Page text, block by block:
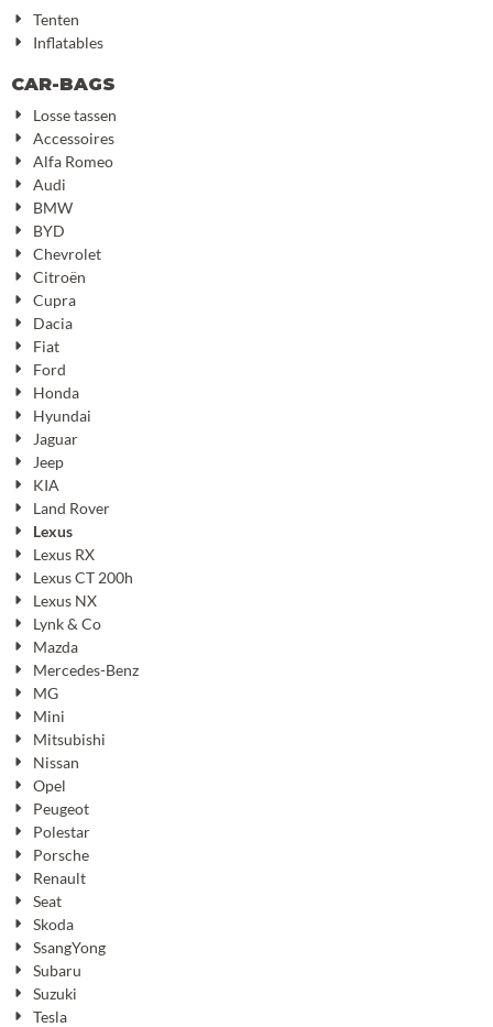
Tenten
Inflatables
CAR-BAGS
Losse tassen
Accessoires
Alfa Romeo
Audi
BMW
BYD
Chevrolet
Citroën
Cupra
Dacia
Fiat
Ford
Honda
Hyundai
Jaguar
Jeep
KIA
Land Rover
Lexus
Lexus RX
Lexus CT 200h
Lexus NX
Lynk & Co
Mazda
Mercedes-Benz
MG
Mini
Mitsubishi
Nissan
Opel
Peugeot
Polestar
Porsche
Renault
Seat
Skoda
SsangYong
Subaru
Suzuki
Tesla